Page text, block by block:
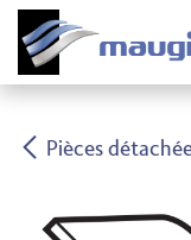
Se rendre au contenu
Pièces